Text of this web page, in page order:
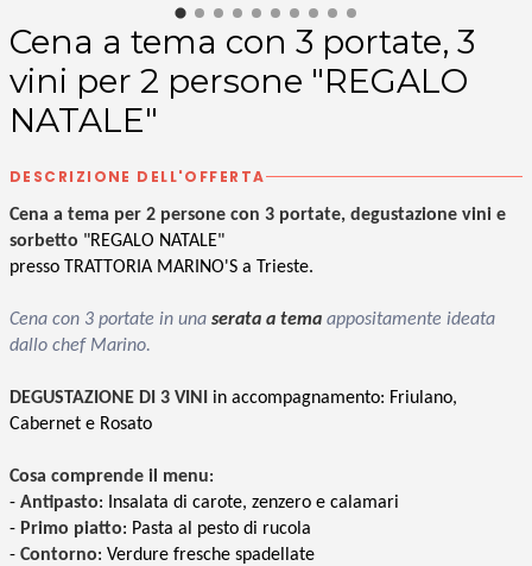
Cena a tema con 3 portate, 3
vini per 2 persone "REGALO
NATALE"
DESCRIZIONE DELL'OFFERTA
Cena a tema per 2 persone con 3 portate, degustazione vini e
sorbetto "REGALO NATALE"
presso TRATTORIA MARINO'S a Trieste.
Cena con 3 portate in una serata a tema appositamente ideata
dallo chef Marino.
DEGUSTAZIONE DI 3 VINI
in accompagnamento: Friulano,
Cabernet e Rosato
Cosa comprende il menu:
- Antipasto: Insalata di carote, zenzero e calamari
- Primo piatto: Pasta al pesto di rucola
- Contorno: Verdure fresche spadellate